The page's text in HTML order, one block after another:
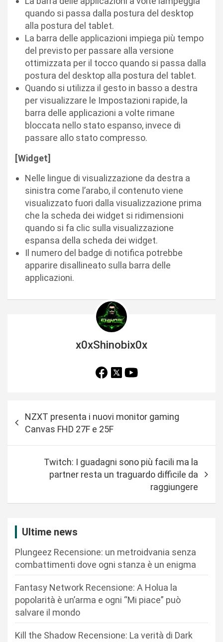
quando si passa dalla postura del desktop
alla postura del tablet.
La barra delle applicazioni impiega più tempo
del previsto per passare alla versione
ottimizzata per il tocco quando si passa dalla
postura del desktop alla postura del tablet.
Quando si utilizza il gesto in basso a destra
per visualizzare le Impostazioni rapide, la
barra delle applicazioni a volte rimane
bloccata nello stato espanso, invece di
passare allo stato compresso.
[Widget]​
Nelle lingue di visualizzazione da destra a
sinistra come l’arabo, il contenuto viene
visualizzato fuori dalla visualizzazione prima
che la scheda dei widget si ridimensioni
quando si fa clic sulla visualizzazione
espansa della scheda dei widget.
Il numero del badge di notifica potrebbe
apparire disallineato sulla barra delle
applicazioni.
x0xShinobix0x
z
NZXT presenta i nuovi monitor gaming
Canvas FHD 27F e 25F
Twitch: I guadagni sono più facili ma la
partner resta un traguardo difficile da
raggiungere
Ultime news
Plungeez Recensione: un metroidvania senza
combattimenti dove ogni stanza è un enigma
Fantasy Network Recensione: A Holua la
popolarità è un’arma e ogni “Mi piace” può
salvare il mondo
Kill the Shadow Recensione: La verità di Dark